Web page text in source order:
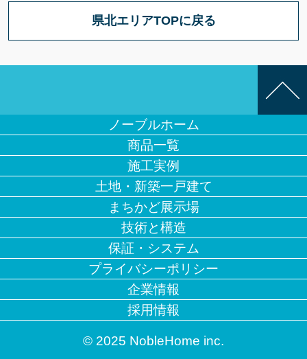
県北エリアTOPに戻る
ノーブルホーム
商品一覧
施工実例
土地・新築一戸建て
まちかど展示場
技術と構造
保証・システム
プライバシーポリシー
企業情報
採用情報
© 2025 NobleHome inc.